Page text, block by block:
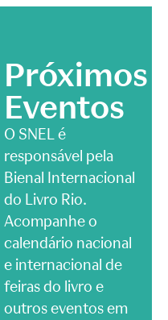
Próximos
Eventos
O SNEL é
responsável pela
Bienal Internacional
do Livro Rio.
Acompanhe o
calendário nacional
e internacional de
feiras do livro e
outros eventos em